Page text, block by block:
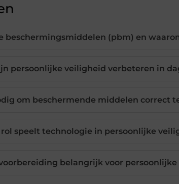
beschermingsmiddelen (pbm) en
persoonlijke veiligheid verbeteren in
om beschermende middelen correct
rol speelt technologie in persoonlijke
belangrijk voor